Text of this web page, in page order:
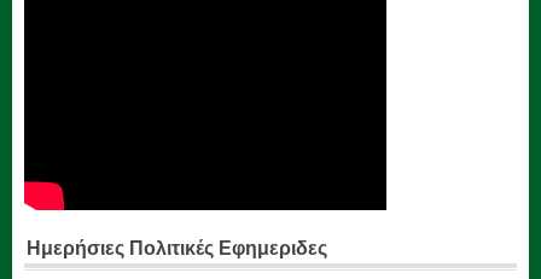
Ημερήσιες Πολιτικές Εφημεριδες